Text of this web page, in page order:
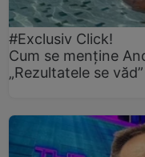
#Exclusiv Click!
Cum se menține
„Rezultatele se văd”